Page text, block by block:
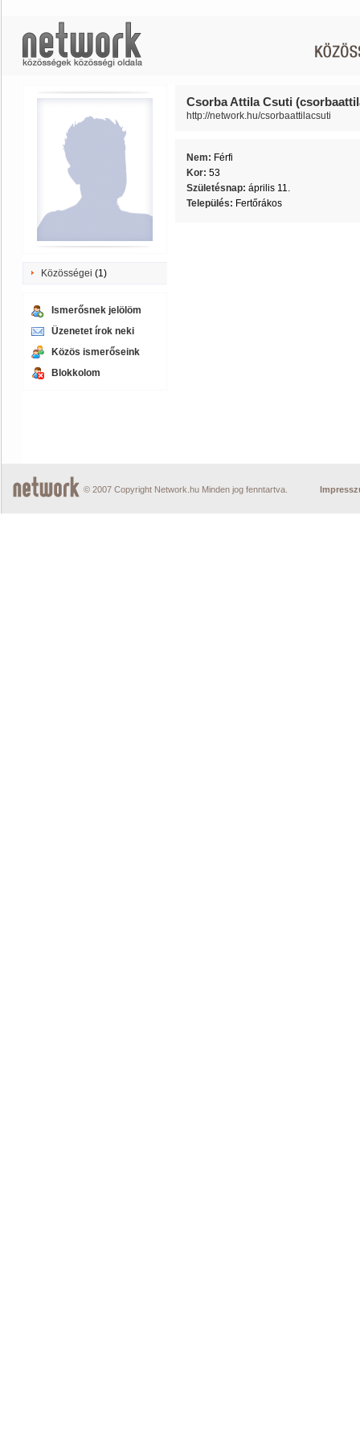
Közösségei (1)
Ismerősnek jelölöm
Üzenetet írok neki
Közös ismerőseink
Blokkolom
Csorba Attila Csuti
http://network.hu/csorbaattilacsuti
Nem: Férfi
Kor: 53
Születésnap: április 11.
Település: Fertőrákos
© 2007 Copyright Network.hu Minden jog fenntartva.